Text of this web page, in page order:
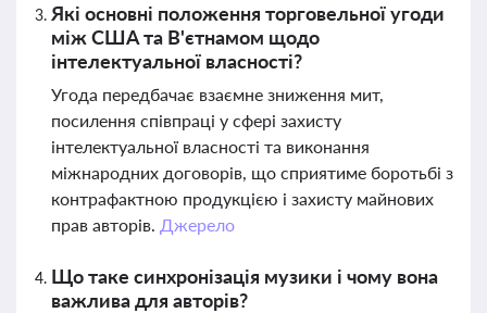
Які основні положення торговельної угоди
між США та В'єтнамом щодо
інтелектуальної власності?
Угода передбачає взаємне зниження мит,
посилення співпраці у сфері захисту
інтелектуальної власності та виконання
міжнародних договорів, що сприятиме боротьбі з
контрафактною продукцією і захисту майнових
прав авторів. Джерело
Що таке синхронізація музики і чому вона
важлива для авторів?